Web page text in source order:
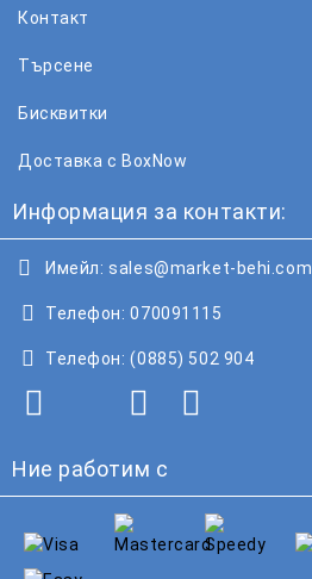
Контакт
Търсене
Бисквитки
Доставка с BoxNow
Информация за контакти:
Имейл: sales@market-behi.com
Телефон: 070091115
Телефон: (0885) 502 904
Ние работим с